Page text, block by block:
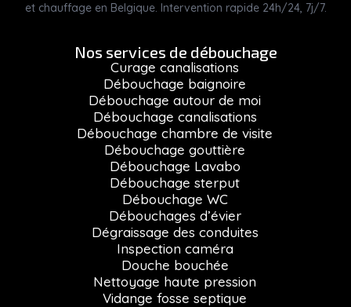
et chauffage en Belgique. Intervention rapide 24h/24, 7j/7.
Nos services de débouchage
Curage canalisations
Débouchage baignoire
Débouchage autour de moi
Débouchage canalisations
Débouchage chambre de visite
Débouchage gouttière
Débouchage Lavabo
Débouchage sterput
Débouchage WC
Débouchages d’évier
Dégraissage des conduites
Inspection caméra
Douche bouchée
Nettoyage haute pression
Vidange fosse septique